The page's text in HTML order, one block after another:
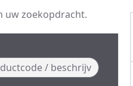
uw zoekopdracht.